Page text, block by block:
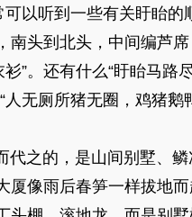
以听到一些有关盱眙的
南头到北头，中间编芦
”。还有什么“盱眙马路
无厕所猪无圈，鸡猪鹅
之的，是山间别墅、鳞
像雨后春笋一样拔地而